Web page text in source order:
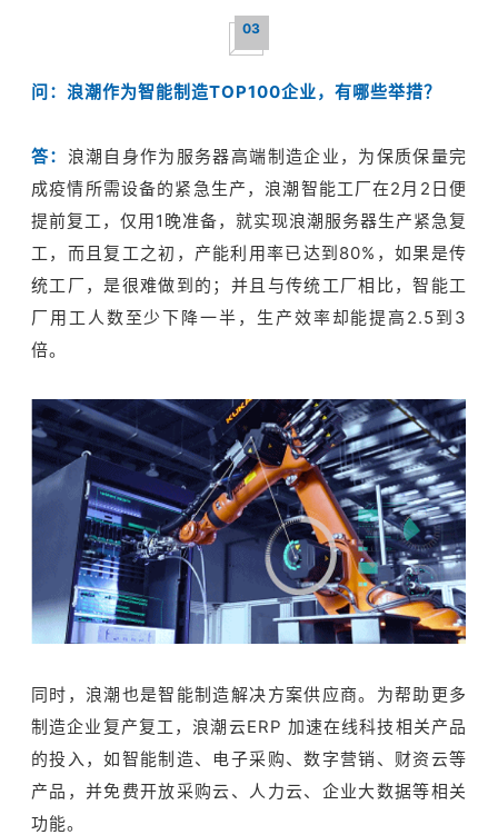
03
问： 浪潮作为智能制造TOP100企业，有哪些举措？
答： 浪潮自身作为服务器高端制造企业，为保质保量完
成疫情所需设备的紧急生产，浪潮智能工厂在2月2日便
提前复工，仅用1晚准备，就实现浪潮服务器生产紧急复
工，而且复工之初，产能利用率已达到80%，如果是传
统工厂，是很难做到的； 并且与传统工厂相比，智能工
厂用工人数至少下降一半，生产效率却能提高2.5到3
倍。
同时，浪潮也是智能制造解决方案供应商。为帮助更多
制造企业复产复工，浪潮云ERP 加速在线科技相关产品
的投入，如智能制造、电子采购、数字营销、财资云等
产品，并免费开放采购云、人力云、企业大数据等相关
功能。